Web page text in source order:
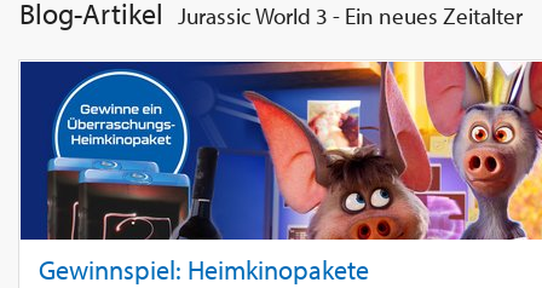
Blog-Artikel Jurassic World 3 - Ein neues Zeitalter
Gewinnspiel: Heimkinopakete